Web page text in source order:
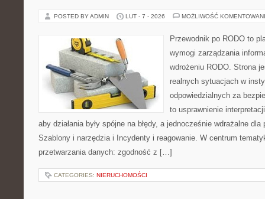
POSTED BY ADMIN LUT - 7 - 2026 MOŻLIWOŚĆ
Przewodnik po RODO to
wymogi zarządzania
wdrożeniu RODO. Strona
realnych sytuacjach w
odpowiedzialnych za
to usprawnienie
aby działania były spójne na błędy, a jednocześnie wdrażalne
Szablony i narzędzia i Incydenty i reagowanie. W centrum
przetwarzania danych: zgodność z […]
CATEGORIES: NIERUCHOMOŚCI